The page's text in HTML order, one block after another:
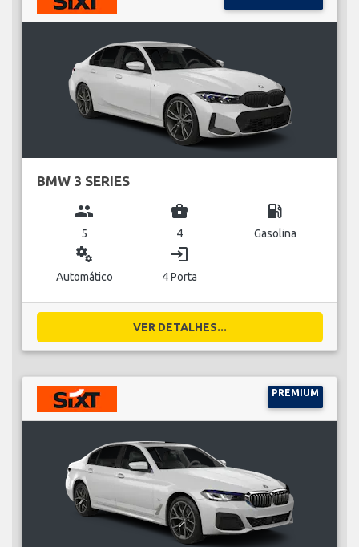
BMW 3 SERIES
group
5
business_center
4
local_gas_station
Gasolina
miscellaneous_services
Automático
login
4 Porta
VER DETALHES...
PREMIUM